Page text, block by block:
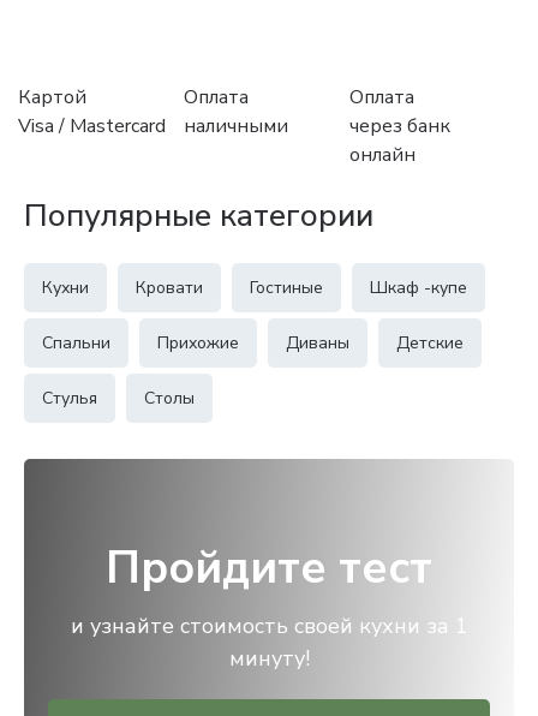
Картой
Visa / Mastercard
Оплата
наличными
Оплата
через банк
онлайн
Популярные категории
Кухни Кровати Гостиные Шкаф -купе
Спальни Прихожие Диваны Детские
Стулья Столы
Пройдите тест
и узнайте стоимость своей кухни за 1
минуту!